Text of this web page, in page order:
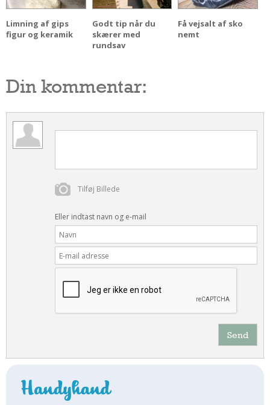
Limning af gips
figur og keramik
Godt tip når du
skærer med
rundsav
Få vejsalt af sko
nemt
Din kommentar:
Tilføj Billede
Eller indtast navn og e-mail
Send